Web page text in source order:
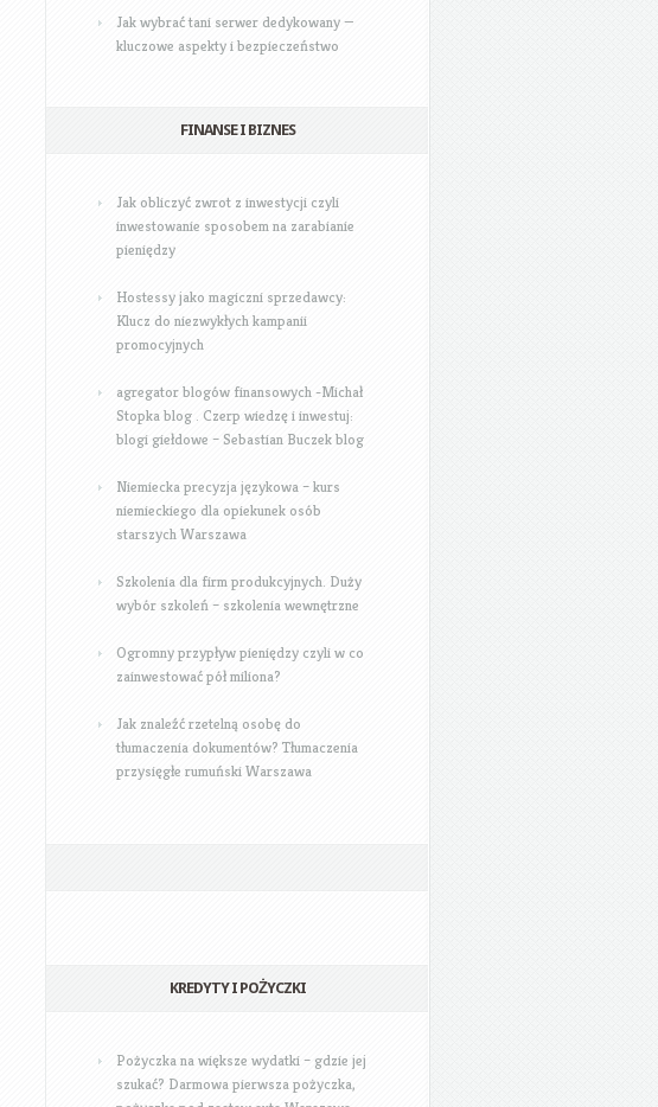
Jak wybrać tani serwer dedykowany —
kluczowe aspekty i bezpieczeństwo
FINANSE I BIZNES
Jak obliczyć zwrot z inwestycji czyli
inwestowanie sposobem na zarabianie
pieniędzy
Hostessy jako magiczni sprzedawcy:
Klucz do niezwykłych kampanii
promocyjnych
agregator blogów finansowych -Michał
Stopka blog . Czerp wiedzę i inwestuj:
blogi giełdowe – Sebastian Buczek blog
Niemiecka precyzja językowa – kurs
niemieckiego dla opiekunek osób
starszych Warszawa
Szkolenia dla firm produkcyjnych. Duży
wybór szkoleń – szkolenia wewnętrzne
Ogromny przypływ pieniędzy czyli w co
zainwestować pół miliona?
Jak znaleźć rzetelną osobę do
tłumaczenia dokumentów? Tłumaczenia
przysięgłe rumuński Warszawa
KREDYTY I POŻYCZKI
Pożyczka na większe wydatki – gdzie jej
szukać? Darmowa pierwsza pożyczka,